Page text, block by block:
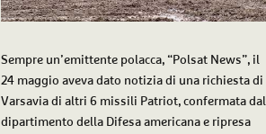
Sempre un’emittente polacca, “Polsat News”, il
24 maggio aveva dato notizia di una richiesta di
Varsavia di altri 6 missili Patriot, confermata dal
dipartimento della Difesa americana e ripresa